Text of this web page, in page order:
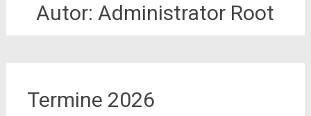
Autor:Administrator Root
Termine 2026